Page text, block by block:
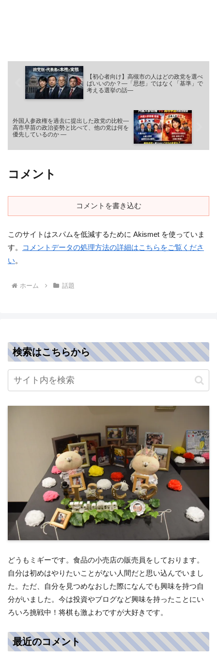
【初心者向け】高槻市の人はどの政党を選べ
ばいいのか？―「思想」ではなく「基準」で
考える選挙の話―
外国人参政権を過去に提出した政党の比較―
高市早苗の政治姿勢と比べて、他の党は何を
優先しているのか ―
コメント
コメントを書き込む
このサイトはスパムを低減するために Akismet を使っていま
す。
コメントデータの処理方法の詳細はこちらをご覧くださ
い。
ホーム 話題
検索はこちらから
どうもミギーです。食品の小売店の販売員をしております。
自分は初めはやりたいことがない人間だと思い込んでいまし
た。ただ、自分を見つめなおした際になんでも興味を持つ自
分がいました。今は投資やブログなど興味を持ったことにい
ろいろ挑戦中！将棋も激よわですが大好きです。
最近のコメント